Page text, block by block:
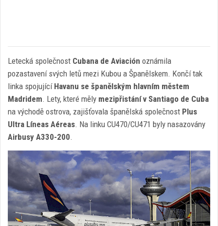
Letecká společnost Cubana de Aviación oznámila
pozastavení svých letů mezi Kubou a Španělskem. Končí tak
linka spojující Havanu se španělským hlavním městem
Madridem. Lety, které měly mezipřistání v Santiago de Cuba
na východě ostrova, zajišťovala španělská společnost Plus
Ultra Líneas Aéreas. Na linku CU470/CU471 byly nasazovány
Airbusy A330-200.